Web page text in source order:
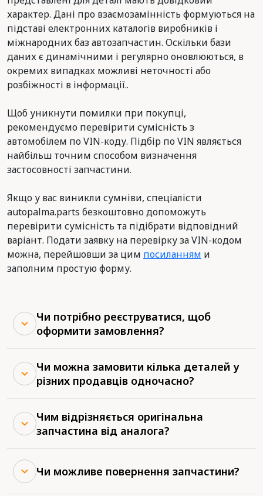
характер. Дані про взаємозамінність формуються на
підставі електронних каталогів виробників і
міжнародних баз автозапчастин. Оскільки бази
даних є динамічними і регулярно оновлюються, в
окремих випадках можливі неточності або
розбіжності в інформації..
Щоб уникнути помилки при покупці,
рекомендуємо перевірити сумісність з
автомобілем по VIN-коду. Підбір по VIN являється
найбільш точним способом визначення
застосовності запчастини.
Якщо у вас виникли сумніви, спеціалісти
autopalma.parts безкоштовно допоможуть
перевірити сумісність та підібрати відповідний
варіант. Подати заявку на перевірку за VIN-кодом
можна, перейшовши за цим посиланням и
заполним простую форму.
Чи потрібно реєструватися, щоб
оформити замовлення?
Чи можна замовити кілька деталей у
різних продавців одночасно?
Чим відрізняється оригінальна
запчастина від аналога?
Чи можливе повернення запчастини?